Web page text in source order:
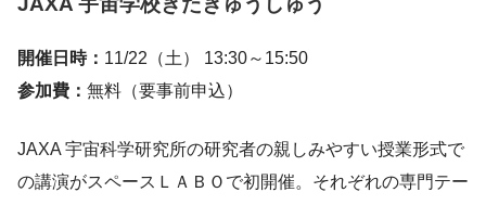
開催日時： 11/22（土） 13:30～15:50
参加費： 無料（要事前申込）
JAXA 宇宙科学研究所の研究者の親しみやすい授業形式で
の講演がスペースＬＡＢＯで初開催。それぞれの専門テー